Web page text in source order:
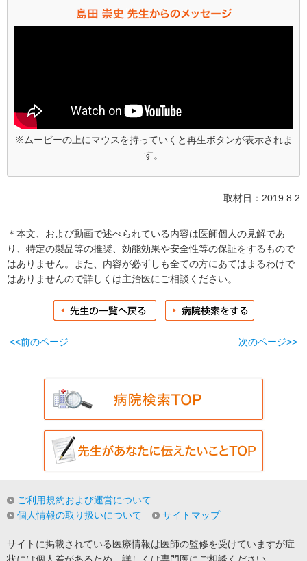
※ムービーの上にマウスを持っていくと再生ボタンが表示されま
す。
取材日：2019.8.2
＊本文、および動画で述べられている内容は医師個人の見解であ
り、特定の製品等の推奨、効能効果や安全性等の保証をするもので
はありません。また、内容が必ずしも全ての方にあてはまるわけで
はありませんので詳しくは主治医にご相談ください。
<<前のページ 次のページ>>
ご利用規約および運営について
個人情報の取り扱いについて
サイトマップ
サイトに掲載されている医療情報は医師の監修を受けていますが症
状には個人差があるため、詳しくは専門医にご相談ください。